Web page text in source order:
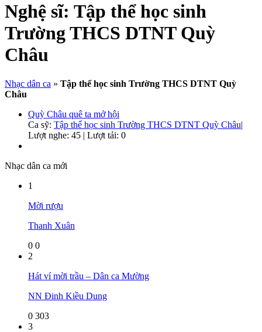
Nghệ sĩ: Tập thể học sinh
Trường THCS DTNT Quỳ
Châu
Nhạc dân ca » Tập thể học sinh Trường THCS DTNT Quỳ
Châu
Quỳ Châu quê ta mở hội
Ca sỹ: Tập thể học sinh Trường THCS DTNT Quỳ Châu|
Lượt nghe: 45 | Lượt tải: 0
Nhạc dân ca mới
1
Mời rượu
Thanh Xuân
0 0
2
Hát ví mời trầu – Dân ca Mường
NN Đinh Kiều Dung
0 303
3